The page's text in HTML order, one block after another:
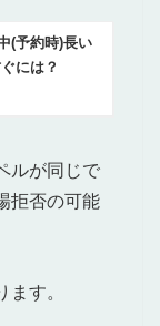
(予約時)長い
には？
ルが同じで
拒否の可能
す。